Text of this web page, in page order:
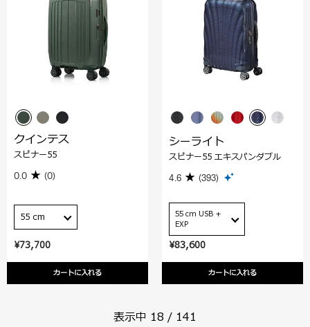
¥73,700
カートに入れる
クインテス
スピナー55
0.0 (0)
55 cm
¥83,600
カートに入れる
シーライト
スピナー55 エキスパンダブル
4.6 (393)
55 cm USB +
EXP
表示中 18 / 141